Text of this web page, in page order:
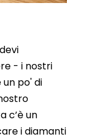
- i nostri
po' di
c’è un
i diamanti